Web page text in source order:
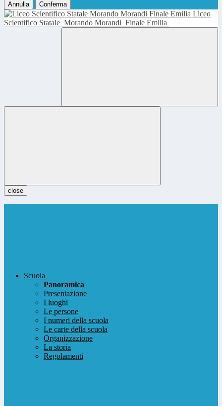
Annulla Conferma
Liceo
Scientifico Statale Morando Morandi Finale Emilia
close
Scuola
Panoramica
Presentazione
I luoghi
Le persone
I numeri della scuola
Le carte della scuola
Organizzazione
La storia
Regolamenti